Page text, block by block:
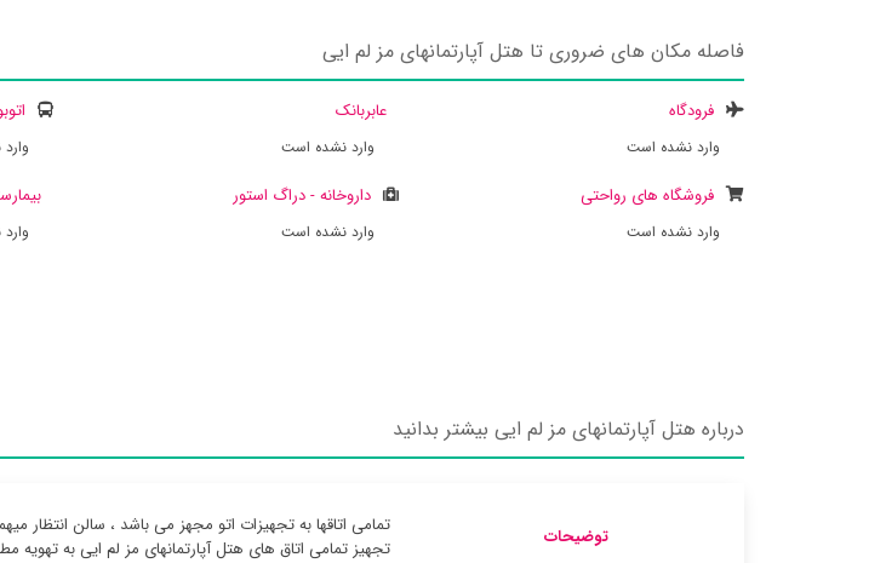
فاصله مکان های ضروری تا هتل آپارتمانهای مز لم ایی
فرودگاه
وارد نشده است
عابربانک
وارد نشده است
فروشگاه های رواحتی
وارد نشده است
داروخانه - دراگ استور
وارد نشده است
درباره هتل آپارتمانهای مز لم ایی بیشتر بدانید
توضیحات
تمامی اتاقها به تجهیزات اتو مجهز می باشد ، سالن انتظار
تجهیز تمامی اتاق های هتل آپارتمانهای مز لم ایی به تهویه